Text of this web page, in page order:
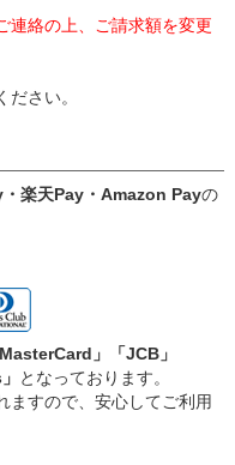
連絡の上、ご請求額を変更
さい。
楽天Pay・Amazon Payの
」「JCB」
となっております。
ますので、安心してご利用